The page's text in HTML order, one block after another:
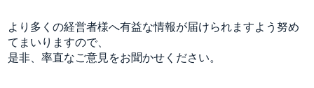
より多くの経営者様へ有益な情報が届けられますよう努め
てまいりますので、
是非、率直なご意見をお聞かせください。